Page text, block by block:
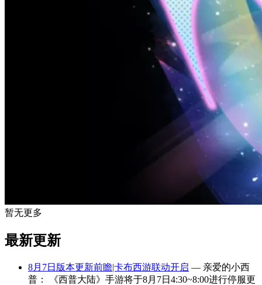
暂无更多
最新更新
8月7日版本更新前瞻|卡布西游联动开启 — 亲爱的小西
普： 《西普大陆》手游将于8月7日4:30~8:00进行停服更